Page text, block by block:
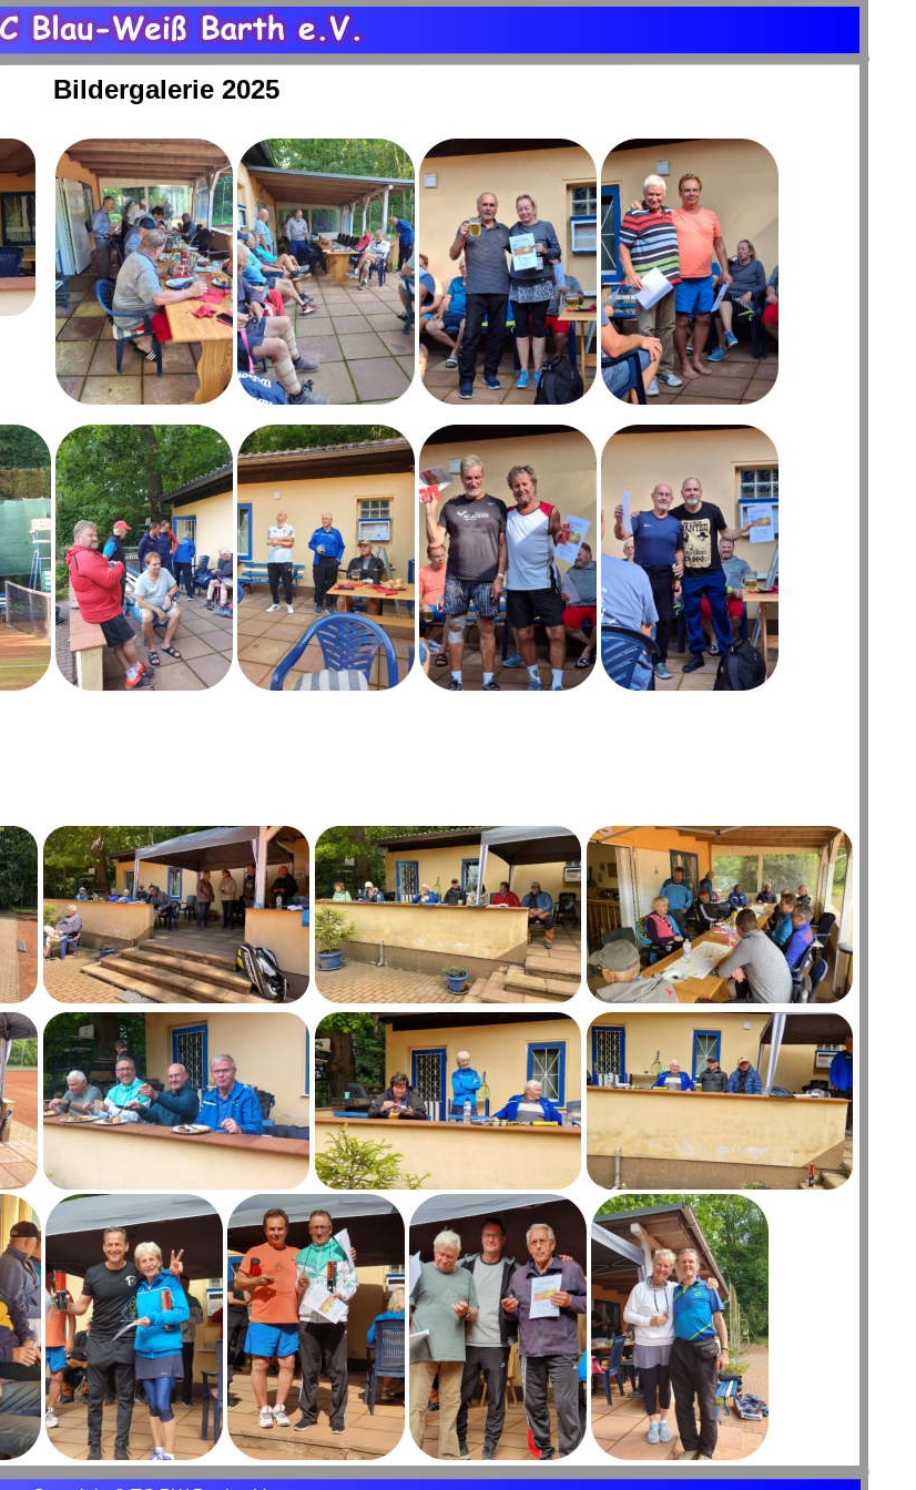
Bildergalerie 2025